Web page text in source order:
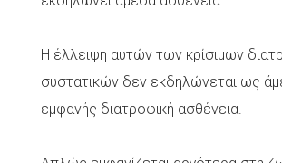
Η έλλειψη αυτών των κρίσιμων
συστατικών δεν εκδηλώνεται ως
εμφανής διατροφική ασθένεια.